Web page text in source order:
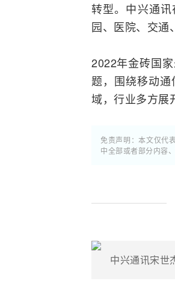
转型。中兴通
园、医院、交通
2022年金砖国
题，围绕移动通
域，行业多方展
免责声明：本文仅代
中全部或者部分内容
中兴通讯宋世